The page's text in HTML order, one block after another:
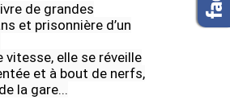
de grandes
et prisonnière d’un
vitesse, elle se réveille
et à bout de nerfs,
la gare...